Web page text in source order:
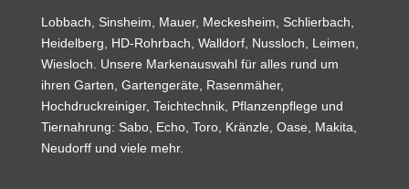
Lobbach, Sinsheim, Mauer, Meckesheim, Schlierbach,
Heidelberg, HD-Rohrbach, Walldorf, Nussloch, Leimen,
Wiesloch. Unsere Markenauswahl für alles rund um
ihren Garten, Gartengeräte, Rasenmäher,
Hochdruckreiniger, Teichtechnik, Pflanzenpflege und
Tiernahrung: Sabo, Echo, Toro, Kränzle, Oase, Makita,
Neudorff und viele mehr.